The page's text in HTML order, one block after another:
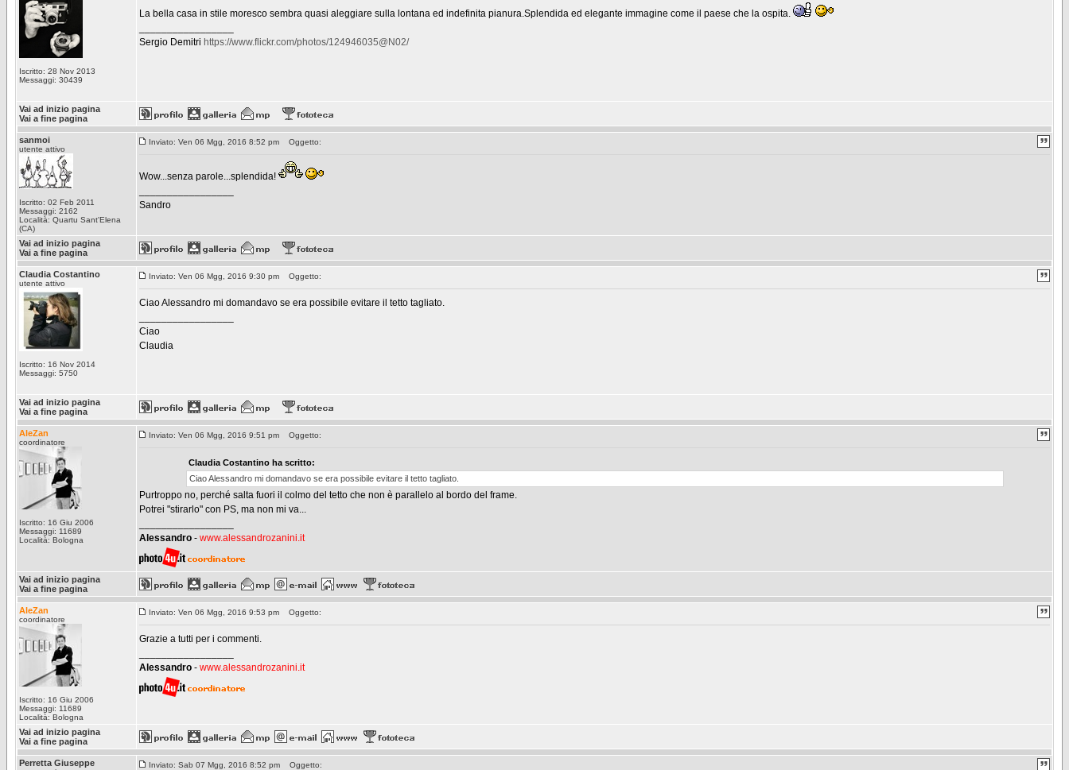
Iscritto: 28 Nov 2013
Messaggi: 30439
La bella casa in stile moresco sembra quasi aleggiare sulla lontana ed indefinita pianura.Splendida ed elegante immagine come il paese che la ospita.
Sergio Demitri https://www.flickr.com/photos/124946035@N02/
Vai ad inizio pagina
Vai a fine pagina
sanmoi
utente attivo
Iscritto: 02 Feb 2011
Messaggi: 2162
Località: Quartu Sant'Elena
(CA)
Inviato: Ven 06 Mgg, 2016 8:52 pm Oggetto:
Wow...senza parole...splendida!
Sandro
Vai ad inizio pagina
Vai a fine pagina
Claudia Costantino
utente attivo
Iscritto: 16 Nov 2014
Messaggi: 5750
Inviato: Ven 06 Mgg, 2016 9:30 pm Oggetto:
Ciao Alessandro mi domandavo se era possibile evitare il tetto tagliato.
Ciao
Claudia
Vai ad inizio pagina
Vai a fine pagina
AleZan
coordinatore
Iscritto: 16 Giu 2006
Messaggi: 11689
Località: Bologna
Inviato: Ven 06 Mgg, 2016 9:51 pm Oggetto:
Claudia Costantino ha scritto:
Ciao Alessandro mi domandavo se era possibile evitare il tetto tagliato.
Purtroppo no, perché salta fuori il colmo del tetto che non è parallelo al bordo del frame.
Potrei "stirarlo" con PS, ma non mi va...
Alessandro - www.alessandrozanini.it
Vai ad inizio pagina
Vai a fine pagina
AleZan
coordinatore
Iscritto: 16 Giu 2006
Messaggi: 11689
Località: Bologna
Inviato: Ven 06 Mgg, 2016 9:53 pm Oggetto:
Grazie a tutti per i commenti.
Alessandro - www.alessandrozanini.it
Vai ad inizio pagina
Vai a fine pagina
Perretta Giuseppe Inviato: Sab 07 Mgg, 2016 8:52 pm Oggetto: